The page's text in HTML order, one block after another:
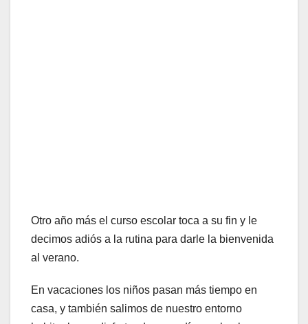
Otro año más el curso escolar toca a su fin y le
decimos adiós a la rutina para darle la bienvenida
al verano.
En vacaciones los niños pasan más tiempo en
casa, y también salimos de nuestro entorno